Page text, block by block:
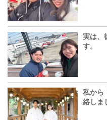
実は、
す。
私から
絡しま